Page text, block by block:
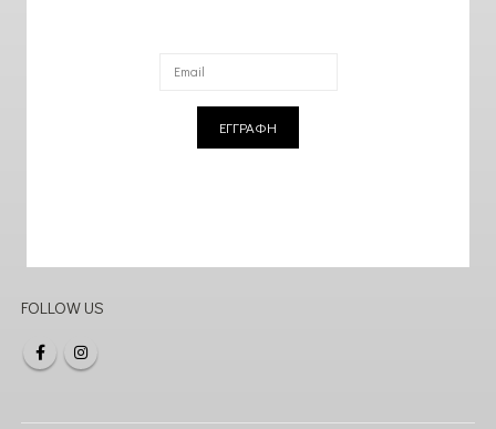
ΕΓΓΡΑΦΗ
FOLLOW US